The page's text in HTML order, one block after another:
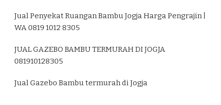
Jual Penyekat Ruangan Bambu Jogja Harga Pengrajin |
WA 0819 1012 8305
JUAL GAZEBO BAMBU TERMURAH DI JOGJA
081910128305
Jual Gazebo Bambu termurah di Jogja